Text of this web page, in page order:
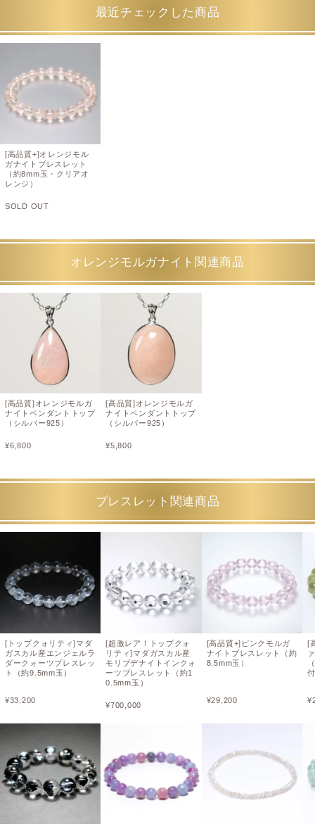
最近チェックした商品
[高品質+]オレンジモル
ガナイトブレスレット
（約8mm玉・クリアオ
レンジ）
SOLD OUT
オレンジモルガナイト関連商品
[高品質]オレンジモルガ
ナイトペンダントトップ
（シルバー925）
¥6,800
[高品質]オレンジモルガ
ナイトペンダントトップ
（シルバー925）
¥5,800
ブレスレット関連商品
[トップクォリティ]マダ
ガスカル産エンジェルラ
ダークォーツブレスレッ
ト（約9.5mm玉）
¥33,200
[超激レア！トップクォ
リティ]マダガスカル産
モリブデナイトインクォ
ーツブレスレット（約1
0.5mm玉）
¥700,000
[高品質+]ピンクモルガ
ナイトブレスレット（約
8.5mm玉）
¥29,200
[
¥